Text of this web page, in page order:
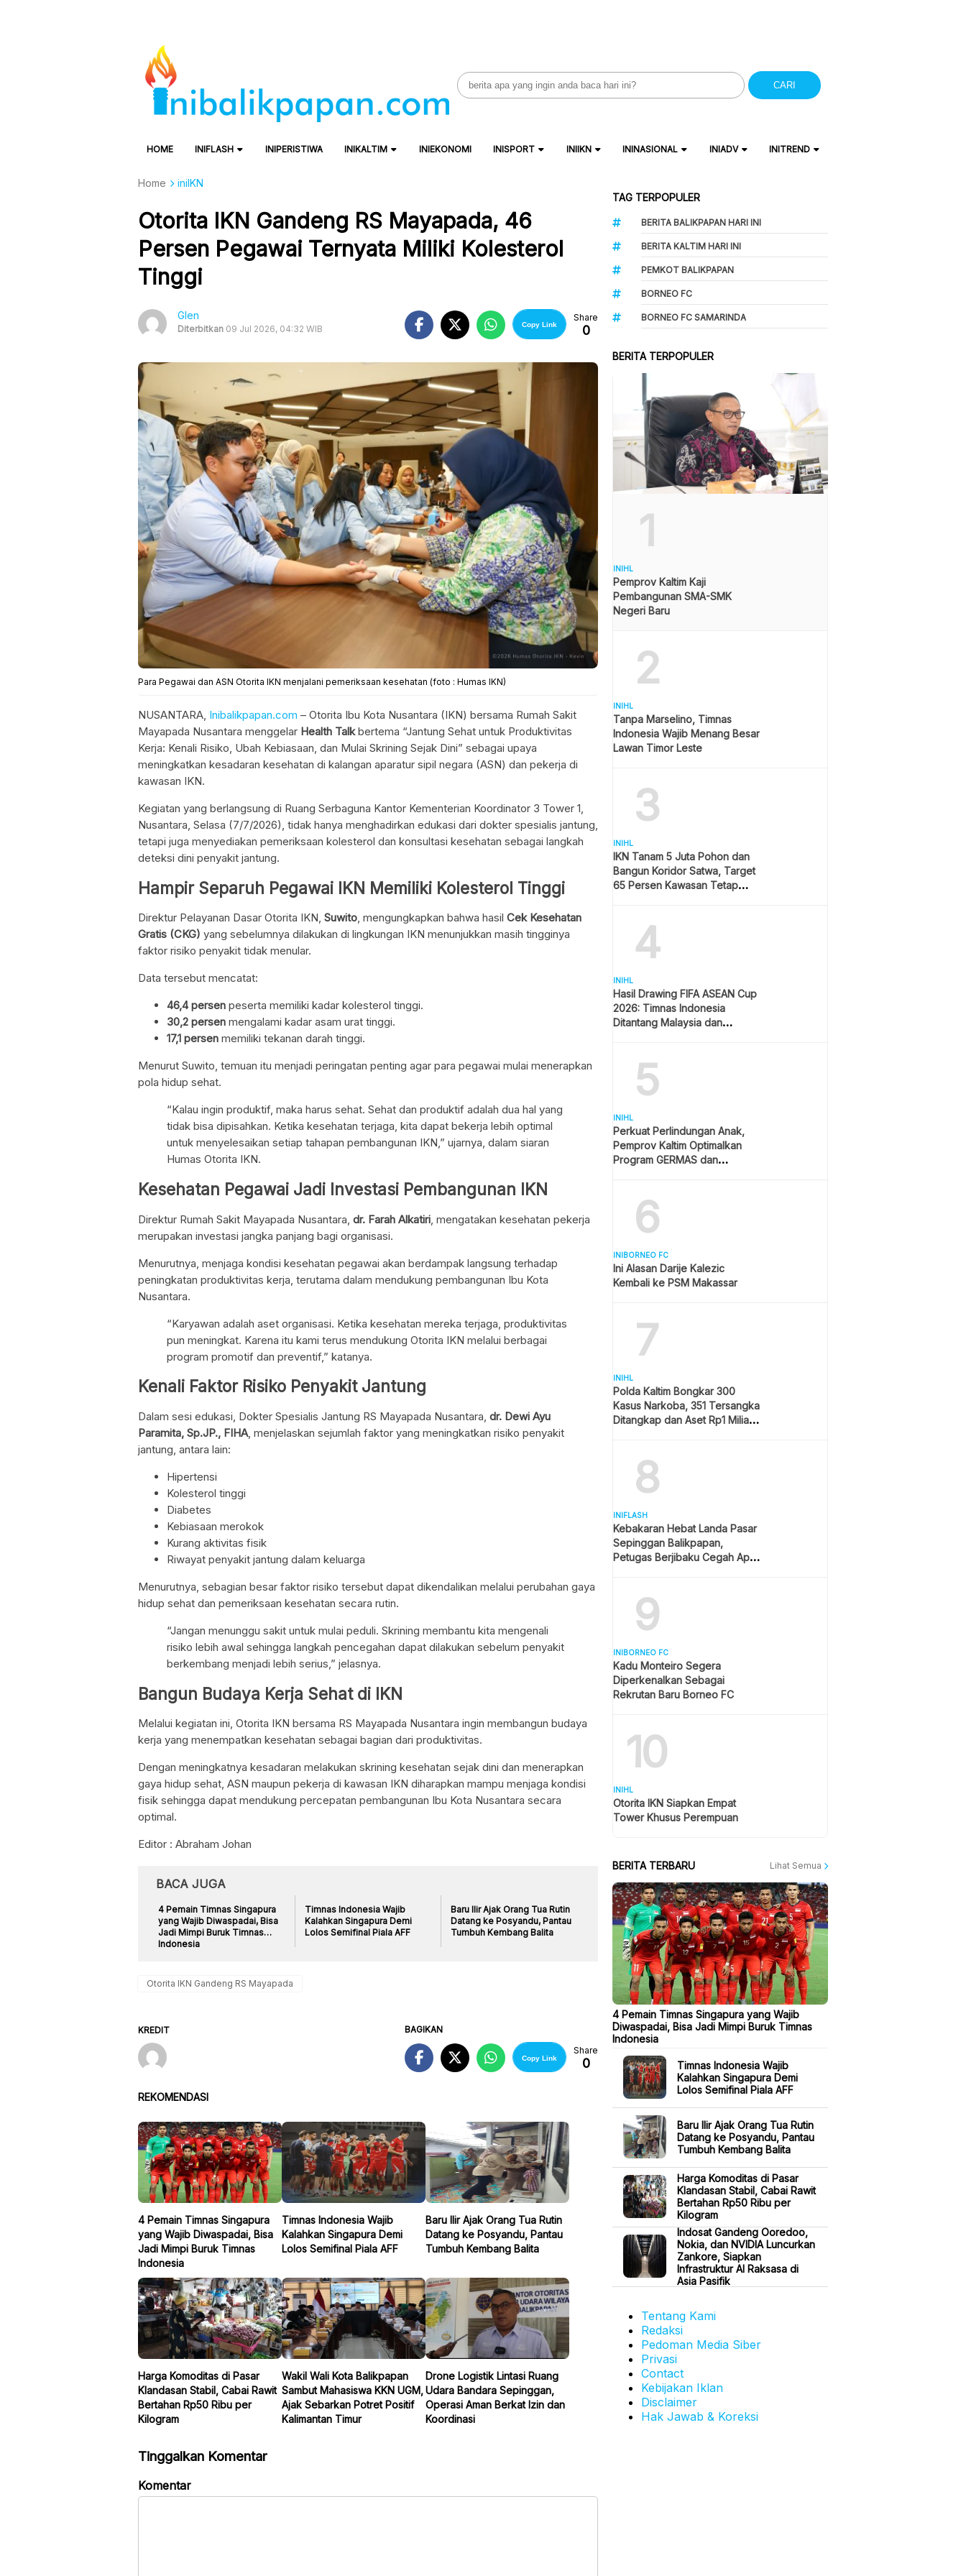
Search
for:
CARI
HOME INIFLASH INIPERISTIWA INIKALTIM INIEKONOMI INISPORT INIIKN ININASIONAL INIADV INITREND
Home iniIKN
Otorita IKN Gandeng RS Mayapada, 46
Persen Pegawai Ternyata Miliki Kolesterol
Tinggi
Glen
Diterbitkan 09 Jul 2026, 04:32 WIB Copy Link
Share
0
Para Pegawai dan ASN Otorita IKN menjalani pemeriksaan kesehatan (foto : Humas IKN)
NUSANTARA, Inibalikpapan.com – Otorita Ibu Kota Nusantara (IKN) bersama Rumah Sakit
Mayapada Nusantara menggelar Health Talkbertema “Jantung Sehat untuk Produktivitas
Kerja: Kenali Risiko, Ubah Kebiasaan, dan Mulai Skrining Sejak Dini” sebagai upaya
meningkatkan kesadaran kesehatan di kalangan aparatur sipil negara (ASN) dan pekerja di
kawasan IKN.
Kegiatan yang berlangsung di Ruang Serbaguna Kantor Kementerian Koordinator 3 Tower 1,
Nusantara, Selasa (7/7/2026), tidak hanya menghadirkan edukasi dari dokter spesialis jantung,
tetapi juga menyediakan pemeriksaan kolesterol dan konsultasi kesehatan sebagai langkah
deteksi dini penyakit jantung.
Hampir Separuh Pegawai IKN Memiliki Kolesterol Tinggi
Direktur Pelayanan Dasar Otorita IKN, Suwito, mengungkapkan bahwa hasil Cek Kesehatan
Gratis (CKG) yang sebelumnya dilakukan di lingkungan IKN menunjukkan masih tingginya
faktor risiko penyakit tidak menular.
Data tersebut mencatat:
46,4 persen peserta memiliki kadar kolesterol tinggi.
30,2 persen mengalami kadar asam urat tinggi.
17,1 persen memiliki tekanan darah tinggi.
Menurut Suwito, temuan itu menjadi peringatan penting agar para pegawai mulai menerapkan
pola hidup sehat.
“Kalau ingin produktif, maka harus sehat. Sehat dan produktif adalah dua hal yang
tidak bisa dipisahkan. Ketika kesehatan terjaga, kita dapat bekerja lebih optimal
untuk menyelesaikan setiap tahapan pembangunan IKN,” ujarnya, dalam siaran
Humas Otorita IKN.
Kesehatan Pegawai Jadi Investasi Pembangunan IKN
Direktur Rumah Sakit Mayapada Nusantara, dr. Farah Alkatiri , mengatakan kesehatan pekerja
merupakan investasi jangka panjang bagi organisasi.
Menurutnya, menjaga kondisi kesehatan pegawai akan berdampak langsung terhadap
peningkatan produktivitas kerja, terutama dalam mendukung pembangunan Ibu Kota
Nusantara.
“Karyawan adalah aset organisasi. Ketika kesehatan mereka terjaga, produktivitas
pun meningkat. Karena itu kami terus mendukung Otorita IKN melalui berbagai
program promotif dan preventif,” katanya.
Kenali Faktor Risiko Penyakit Jantung
Dalam sesi edukasi, Dokter Spesialis Jantung RS Mayapada Nusantara, dr. Dewi Ayu
Paramita, Sp.JP., FIHA, menjelaskan sejumlah faktor yang meningkatkan risiko penyakit
jantung, antara lain:
Hipertensi
Kolesterol tinggi
Diabetes
Kebiasaan merokok
Kurang aktivitas fisik
Riwayat penyakit jantung dalam keluarga
Menurutnya, sebagian besar faktor risiko tersebut dapat dikendalikan melalui perubahan gaya
hidup sehat dan pemeriksaan kesehatan secara rutin.
“Jangan menunggu sakit untuk mulai peduli. Skrining membantu kita mengenali
risiko lebih awal sehingga langkah pencegahan dapat dilakukan sebelum penyakit
berkembang menjadi lebih serius,” jelasnya.
Bangun Budaya Kerja Sehat di IKN
Melalui kegiatan ini, Otorita IKN bersama RS Mayapada Nusantara ingin membangun budaya
kerja yang menempatkan kesehatan sebagai bagian dari produktivitas.
Dengan meningkatnya kesadaran melakukan skrining kesehatan sejak dini dan menerapkan
gaya hidup sehat, ASN maupun pekerja di kawasan IKN diharapkan mampu menjaga kondisi
fisik sehingga dapat mendukung percepatan pembangunan Ibu Kota Nusantara secara
optimal.
Editor : Abraham Johan
BACA JUGA
4 Pemain Timnas Singapura
yang Wajib Diwaspadai, Bisa
Jadi Mimpi Buruk Timnas
Indonesia
Timnas Indonesia Wajib
Kalahkan Singapura Demi
Lolos Semifinal Piala AFF
Baru Ilir Ajak Orang Tua Rutin
Datang ke Posyandu, Pantau
Tumbuh Kembang Balita
Otorita IKN Gandeng RS Mayapada
KREDIT BAGIKAN
Copy Link
Share
0
REKOMENDASI
4 Pemain Timnas Singapura
yang Wajib Diwaspadai, Bisa
Jadi Mimpi Buruk Timnas
Indonesia
Timnas Indonesia Wajib
Kalahkan Singapura Demi
Lolos Semifinal Piala AFF
Baru Ilir Ajak Orang Tua Rutin
Datang ke Posyandu, Pantau
Tumbuh Kembang Balita
Harga Komoditas di Pasar
Klandasan Stabil, Cabai Rawit
Bertahan Rp50 Ribu per
Kilogram
Wakil Wali Kota Balikpapan
Sambut Mahasiswa KKN UGM,
Ajak Sebarkan Potret Positif
Kalimantan Timur
Drone Logistik Lintasi Ruang
Udara Bandara Sepinggan,
Operasi Aman Berkat Izin dan
Koordinasi
Tinggalkan Komentar
Komentar
TAG TERPOPULER
BERITA BALIKPAPAN HARI INI
BERITA KALTIM HARI INI
PEMKOT BALIKPAPAN
BORNEO FC
BORNEO FC SAMARINDA
BERITA TERPOPULER
1
INIHL
Pemprov Kaltim Kaji
Pembangunan SMA-SMK
Negeri Baru
2
INIHL
Tanpa Marselino, Timnas
Indonesia Wajib Menang Besar
Lawan Timor Leste
3
INIHL
IKN Tanam 5 Juta Pohon dan
Bangun Koridor Satwa, Target
65 Persen Kawasan Tetap
4
INIHL
Hasil Drawing FIFA ASEAN Cup
2026: Timnas Indonesia
Ditantang Malaysia dan
5
INIHL
Perkuat Perlindungan Anak,
Pemprov Kaltim Optimalkan
Program GERMAS dan
6
INIBORNEO FC
Ini Alasan Darije Kalezic
Kembali ke PSM Makassar
7
INIHL
Polda Kaltim Bongkar 300
Kasus Narkoba, 351 Tersangka
Ditangkap dan Aset Rp1 Miliar
8
INIFLASH
Kebakaran Hebat Landa Pasar
Sepinggan Balikpapan,
Petugas Berjibaku Cegah Api
9
INIBORNEO FC
Kadu Monteiro Segera
Diperkenalkan Sebagai
Rekrutan Baru Borneo FC
10
INIHL
Otorita IKN Siapkan Empat
Tower Khusus Perempuan
BERITA TERBARU Lihat Semua
4 Pemain Timnas Singapura yang Wajib
Diwaspadai, Bisa Jadi Mimpi Buruk Timnas
Indonesia
Timnas Indonesia Wajib
Kalahkan Singapura Demi
Lolos Semifinal Piala AFF
Baru Ilir Ajak Orang Tua Rutin
Datang ke Posyandu, Pantau
Tumbuh Kembang Balita
Harga Komoditas di Pasar
Klandasan Stabil, Cabai Rawit
Bertahan Rp50 Ribu per
Kilogram
Indosat Gandeng Ooredoo,
Nokia, dan NVIDIA Luncurkan
Zankore, Siapkan
Infrastruktur AI Raksasa di
Asia Pasifik
Tentang Kami
Redaksi
Pedoman Media Siber
Privasi
Contact
Kebijakan Iklan
Disclaimer
Hak Jawab & Koreksi